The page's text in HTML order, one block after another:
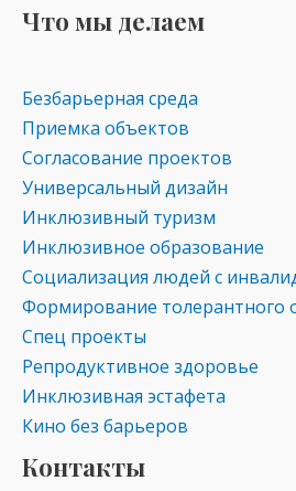
Что мы делаем
Безбарьерная среда
Приемка объектов
Согласование проектов
Универсальный дизайн
Инклюзивный туризм
Инклюзивное образование
Социализация людей с
Формирование толерантного
Спец проекты
Репродуктивное здоровье
Инклюзивная эстафета
Кино без барьеров
Контакты